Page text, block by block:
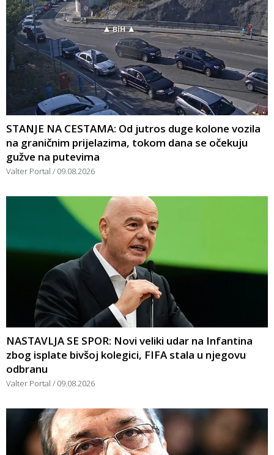
STANJE NA CESTAMA: Od jutros duge kolone vozila
na graničnim prijelazima, tokom dana se očekuju
gužve na putevima
Valter Portal 09.08.2026
NASTAVLJA SE SPOR: Novi veliki udar na Infantina
zbog isplate bivšoj kolegici, FIFA stala u njegovu
odbranu
Valter Portal 09.08.2026